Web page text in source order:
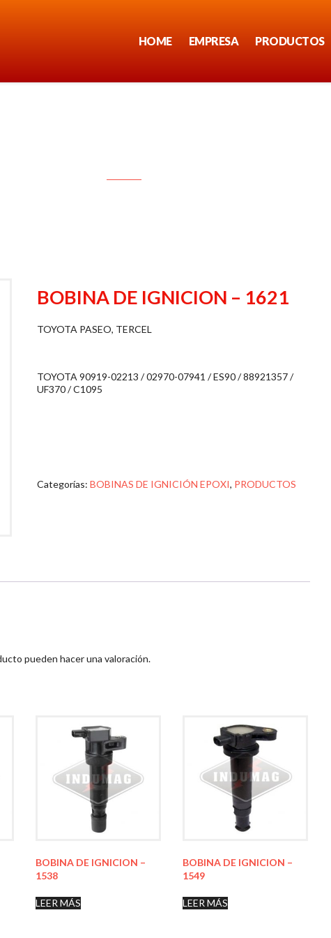
HOME EMPRESA PRODUCTOS
BOBINA DE IGNICION – 1621
TOYOTA PASEO, TERCEL
TOYOTA 90919-02213 / 02970-07941 / ES90 / 88921357 /
UF370 / C1095
Categorías:BOBINAS DE IGNICIÓN EPOXI, PRODUCTOS
pueden hacer una valoración.
BOBINA DE IGNICION –
1538
LEER MÁS
BOBINA DE IGNICION –
1549
LEER MÁS